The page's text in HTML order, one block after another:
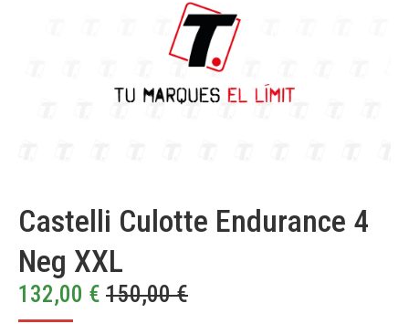
Castelli Culotte Endurance 4
Neg XXL
132,00 € 150,00€